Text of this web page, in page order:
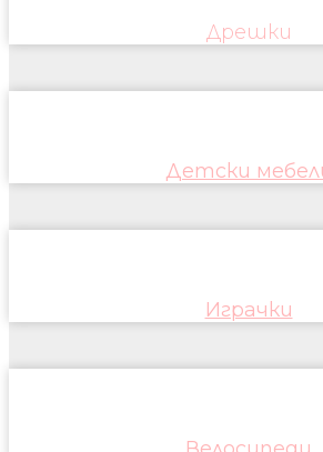
Дрешки
Детски
Играчки